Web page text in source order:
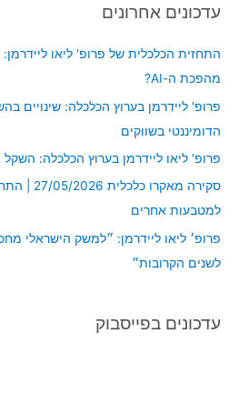
r
:
עדכונים אחרונים
התחזית הכלכלית של פרופ' ליאו ליידרמן:
מהפכת ה-AI?
הדומיננטי בשווקים
פרופ' ליאו ליידרמן בערוץ הכלכלה:
סקירה
למטבעות אחרים
פרופ׳ ליאו ליידרמן: ״למשק הישראלי
לשנים הקרובות״
עדכונים בפייסבוק